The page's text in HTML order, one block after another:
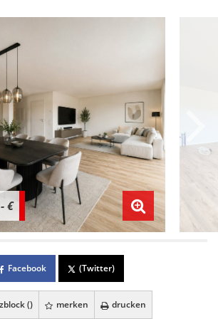
€
Facebook (Twitter)
() merken drucken